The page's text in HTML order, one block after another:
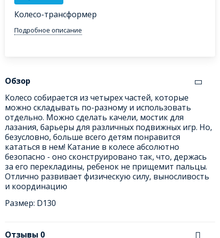
Колесо-трансформер
Подробное описание
Обзор
Колесо собирается из четырех частей, которые
можно складывать по-разному и использовать
отдельно. Можно сделать качели, мостик для
лазания, барьеры для различных подвижных игр. Но,
безусловно, больше всего детям понравится
кататься в нем! Катание в колесе абсолютно
безопасно - оно сконструировано так, что, держась
за его перекладины, ребенок не прищемит пальцы.
Отлично развивает физическую силу, выносливость
и координацию
Размер: D130
Отзывы 0